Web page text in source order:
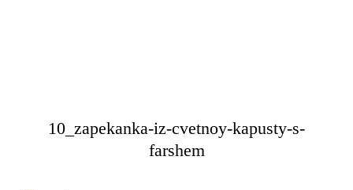
10_zapekanka-iz-cvetnoy-kapusty-s-
farshem